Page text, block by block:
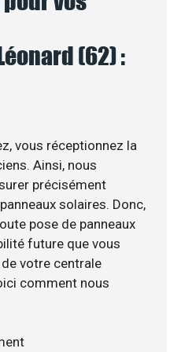
(62) :
vous réceptionnez la
Ainsi, nous
précisément
solaires. Donc,
pose de panneaux
future que vous
votre centrale
comment nous